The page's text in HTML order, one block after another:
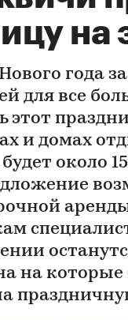
на
года
для все
этот
и домах
около
на которые